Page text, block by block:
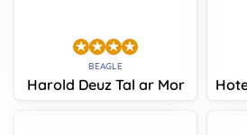
BEAGLE
Harold Deuz Tal ar Mor